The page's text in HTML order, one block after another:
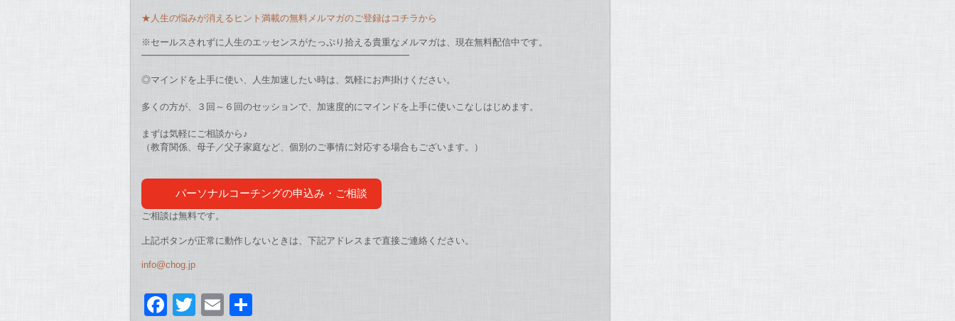
★人生の悩みが消えるヒント満載の無料メルマガのご登録はコチラから
※セールスされずに人生のエッセンスがたっぷり拾える貴重なメルマガは、現在無料配信中です。
━━━━━━━━━━━━━━━━━━━━━━━━━━━━━
◎マインドを上手に使い、人生加速したい時は、 気軽にお声掛けください。
多くの方が、３回～６回のセッションで、 加速度的にマインドを上手に使いこなしはじめます。
まずは気軽にご相談から♪
（教育関係、母子／父子家庭など、 個別のご事情に対応する場合もございます。）
パーソナルコーチングの申込み・ご相談
ご相談は無料です。
上記ボタンが正常に動作しないときは、下記アドレスまで直接ご連絡ください。
info@chog.jp
F
T
E